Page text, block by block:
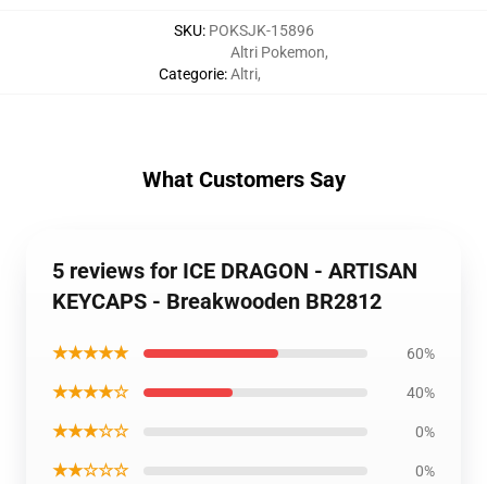
SKU: POKSJK-15896
Categorie:
Altri Pokemon,
Altri,
What Customers Say
5 reviews for ICE DRAGON - ARTISAN
KEYCAPS - Breakwooden BR2812
★★★★★ 60%
★★★★☆ 40%
★★★☆☆ 0%
★★☆☆☆ 0%